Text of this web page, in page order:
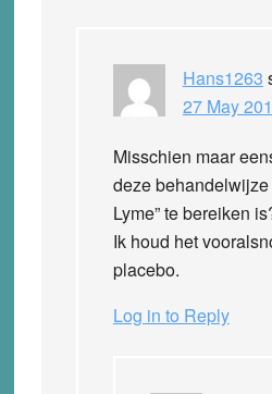
Hans1263
27 May
Misschien maar
deze
Lyme” te bereiken
Ik houd het
placebo.
Log in to Reply